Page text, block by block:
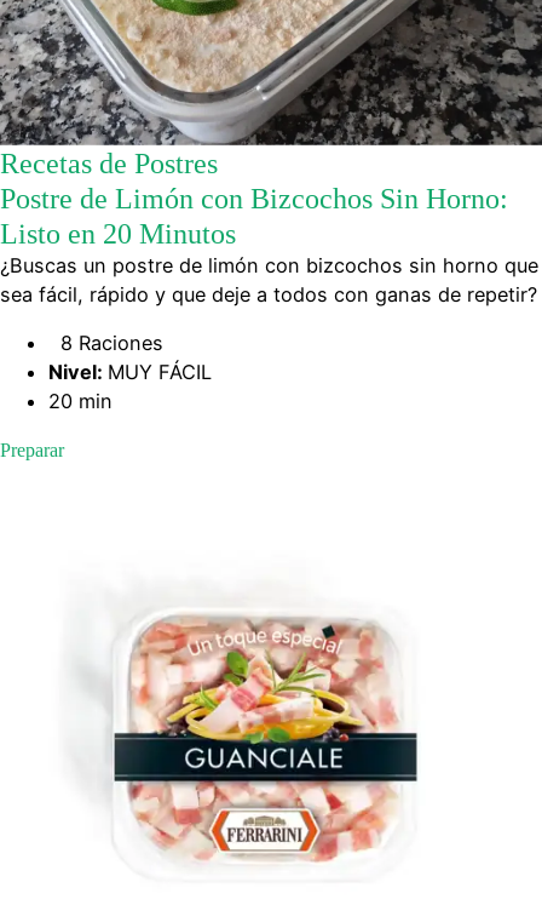
Recetas de Postres
Postre de Limón con Bizcochos Sin Horno:
Listo en 20 Minutos
¿Buscas un postre de limón con bizcochos sin horno que
sea fácil, rápido y que deje a todos con ganas de repetir?
8 Raciones
Nivel: MUY FÁCIL
20 min
Preparar